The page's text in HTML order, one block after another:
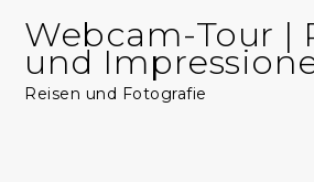
content
Webcam-Tour |
und
Reisen und Fotografie